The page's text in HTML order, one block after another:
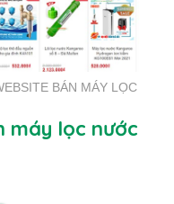
BÁN MÁY LỌC
máy lọc nước